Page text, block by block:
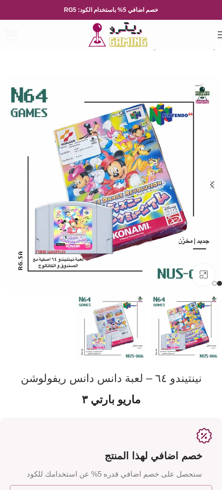
خصم اضافي 5% باستخدام الكود: RG5
Nintendo
نينتيندو ٦٤ – لعبة دانس دانس ريفولوشن
ماريو بارتي ٣
خصم اضافي لهذا المنتج
ستحصل على خصم اضافي قدره 5% عن استخدامك للكود
اضفط لتكبير الصورة